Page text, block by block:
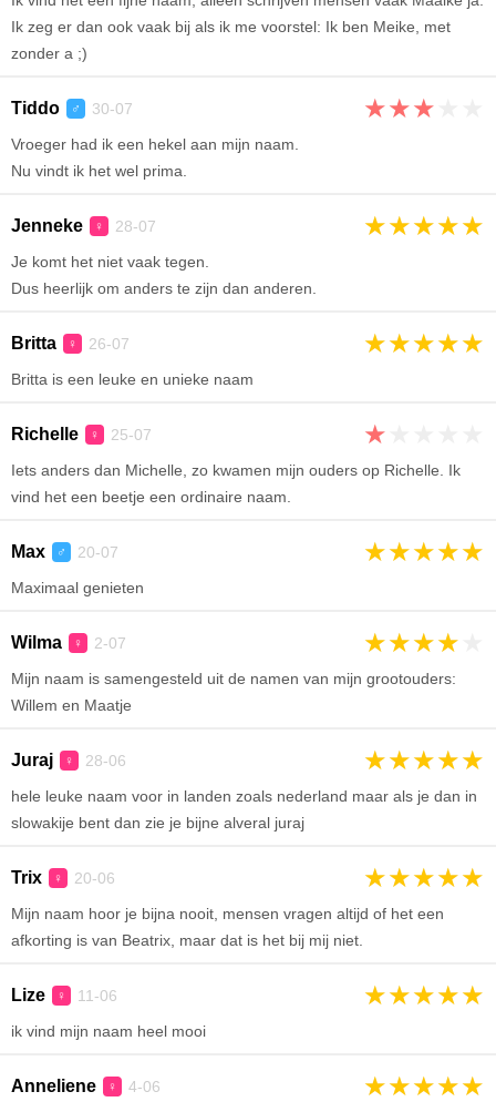
Ik zeg er dan ook vaak bij als ik me voorstel: Ik ben Meike, met
zonder a ;)
Tiddo ♂ 30-07 ★★★
Vroeger had ik een hekel aan mijn naam.
Nu vindt ik het wel prima.
Jenneke ♀ 28-07 ★★★★★
Je komt het niet vaak tegen.
Dus heerlijk om anders te zijn dan anderen.
Britta ♀ 26-07 ★★★★★
Britta is een leuke en unieke naam
Richelle ♀ 25-07 ★
Iets anders dan Michelle, zo kwamen mijn ouders op Richelle. Ik
vind het een beetje een ordinaire naam.
Max ♂ 20-07 ★★★★★
Maximaal genieten
Wilma ♀ 2-07 ★★★★
Mijn naam is samengesteld uit de namen van mijn grootouders:
Willem en Maatje
Juraj ♀ 28-06 ★★★★★
hele leuke naam voor in landen zoals nederland maar als je dan in
slowakije bent dan zie je bijne alveral juraj
Trix ♀ 20-06 ★★★★★
Mijn naam hoor je bijna nooit, mensen vragen altijd of het een
afkorting is van Beatrix, maar dat is het bij mij niet.
Lize ♀ 11-06 ★★★★★
ik vind mijn naam heel mooi
Anneliene ♀ 4-06 ★★★★★